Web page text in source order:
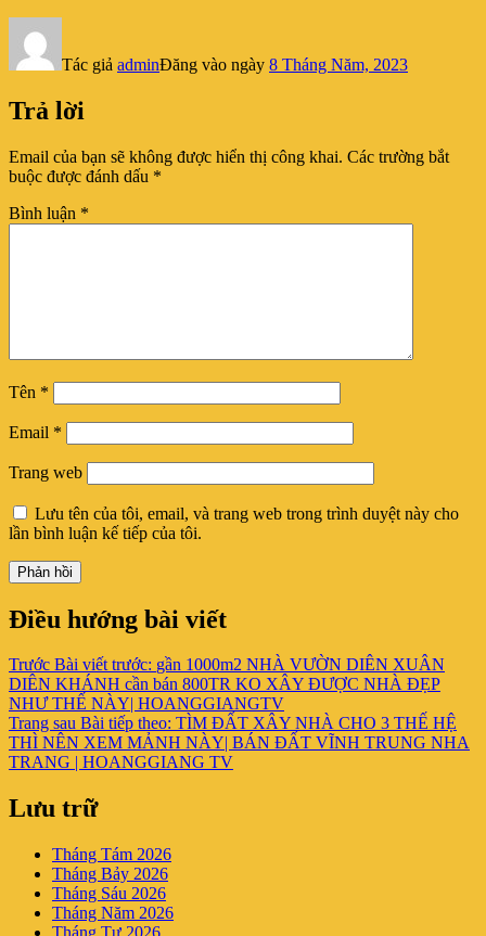
Tác giả adminĐăng vào ngày 8 Tháng Năm, 2023
Trả lời
Email của bạn sẽ không được hiển thị công khai. Các trường bắt
buộc được đánh dấu *
Bình luận *
Tên *
Email *
Trang web
Lưu tên của tôi, email, và trang web trong trình duyệt này cho
lần bình luận kế tiếp của tôi.
Điều hướng bài viết
Trước Bài viết trước: gần 1000m2 NHÀ VƯỜN DIÊN XUÂN
DIÊN KHÁNH cần bán 800TR KO XÂY ĐƯỢC NHÀ ĐẸP
NHƯ THẾ NÀY| HOANGGIANGTV
Trang sau Bài tiếp theo: TÌM ĐẤT XÂY NHÀ CHO 3 THẾ HỆ
THÌ NÊN XEM MẢNH NÀY| BÁN ĐẤT VĨNH TRUNG NHA
TRANG | HOANGGIANG TV
Lưu trữ
Tháng Tám 2026
Tháng Bảy 2026
Tháng Sáu 2026
Tháng Năm 2026